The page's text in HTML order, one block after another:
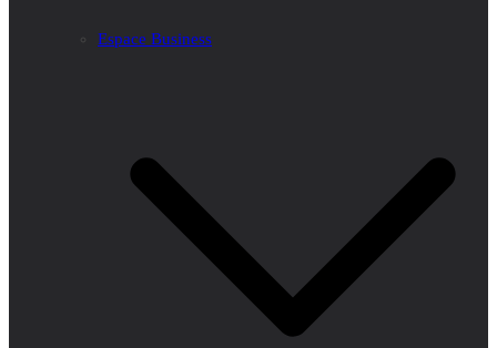
Espace Business